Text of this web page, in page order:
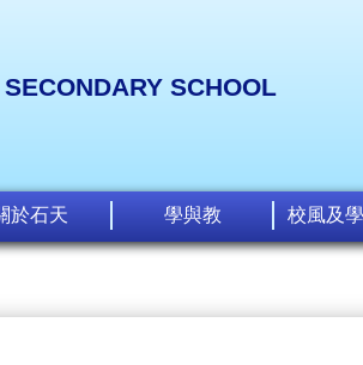
SCHOOL
於石天 學與教 校風及